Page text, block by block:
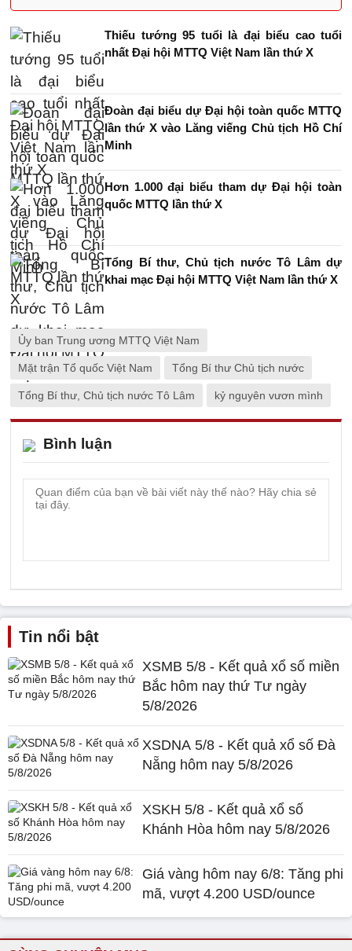
Thiếu tướng 95 tuổi là đại biểu cao tuổi
nhất Đại hội MTTQ Việt Nam lần thứ X
Đoàn đại biểu dự Đại hội toàn quốc MTTQ
lần thứ X vào Lăng viếng Chủ tịch Hồ Chí
Minh
Hơn 1.000 đại biểu tham dự Đại hội toàn
quốc MTTQ lần thứ X
Tổng Bí thư, Chủ tịch nước Tô Lâm dự
khai mạc Đại hội MTTQ Việt Nam lần thứ X
Ủy ban Trung ương MTTQ Việt Nam
Mặt trận Tổ quốc Việt Nam Tổng Bí thư Chủ tịch nước
Tổng Bí thư, Chủ tịch nước Tô Lâm kỷ nguyên vươn mình
Bình luận
Tin nổi bật
XSMB 5/8 - Kết quả xổ số miền
Bắc hôm nay thứ Tư ngày
5/8/2026
XSDNA 5/8 - Kết quả xổ số Đà
Nẵng hôm nay 5/8/2026
XSKH 5/8 - Kết quả xổ số
Khánh Hòa hôm nay 5/8/2026
Giá vàng hôm nay 6/8: Tăng phi
mã, vượt 4.200 USD/ounce